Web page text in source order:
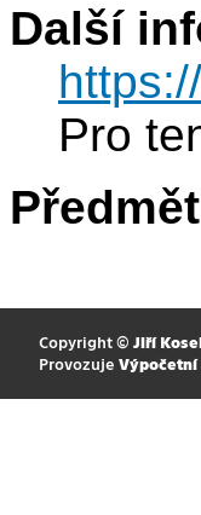
Další
Pro
Copyright © Jiří
Provozuje Výpočetní